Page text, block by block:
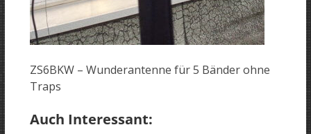
ZS6BKW – Wunderantenne für 5 Bänder ohne
Traps
Auch Interessant: